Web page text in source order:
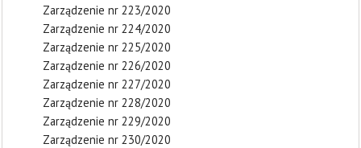
Zarządzenie nr 223/2020
Zarządzenie nr 224/2020
Zarządzenie nr 225/2020
Zarządzenie nr 226/2020
Zarządzenie nr 227/2020
Zarządzenie nr 228/2020
Zarządzenie nr 229/2020
Zarządzenie nr 230/2020